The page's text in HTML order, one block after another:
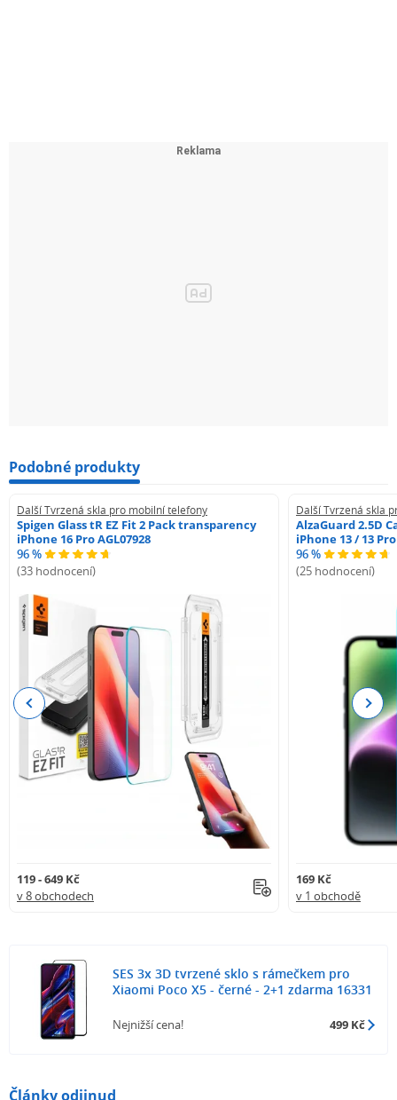
Podobné produkty
Další Tvrzená skla pro mobilní telefony
Spigen Glass tR EZ Fit 2 Pack transparency
iPhone 16 Pro AGL07928
96 %
(33 hodnocení)
119 - 649 Kč
v 8 obchodech
Další Tvrzená skla
AlzaGuard 2.5D
iPhone 13 / 13 Pro
96 %
(25 hodnocení)
169 Kč
v 1 obchodě
Previous Next
SES 3x 3D tvrzené sklo s rámečkem pro
Xiaomi Poco X5 - černé - 2+1 zdarma 16331
Nejnižší cena! 499 Kč
Články odjinud